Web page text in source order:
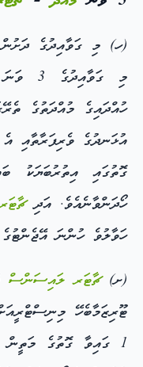
(ހ) މި ގަވާއިދުގެ
މި
ހުއްދައިގެ މުއްދަތުގެ
އުޅަނދުގެ ވެރިފަރާތާއި
ގޮތުގައި އިތުރުބަޔަކު
ހޯދަންވާނެއެވެ. އަދި
ހަވާލުވެ ހުންނަ
(ށ)ޗާޓަރ ލައިސަންސް
ޓޫރިޒަމާބެހޭ
1 ގައިވާ ގޮތުގެ